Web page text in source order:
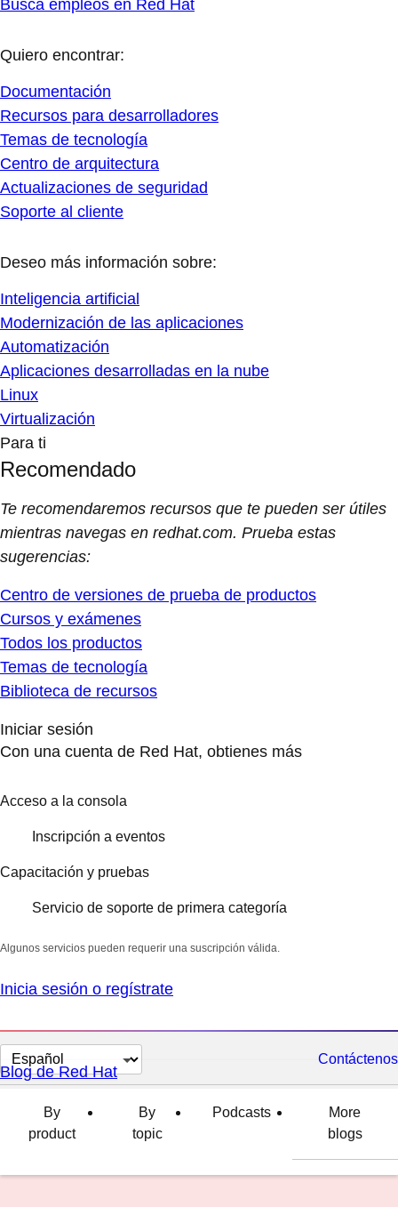
Busca empleos en Red Hat
Quiero encontrar:
Documentación
Recursos para desarrolladores
Temas de tecnología
Centro de arquitectura
Actualizaciones de seguridad
Soporte al cliente
Deseo más información sobre:
Inteligencia artificial
Modernización de las aplicaciones
Automatización
Aplicaciones desarrolladas en la nube
Linux
Virtualización
Para ti
Recomendado
Te recomendaremos recursos que te pueden ser útiles
mientras navegas en redhat.com. Prueba estas
sugerencias:
Centro de versiones de prueba de productos
Cursos y exámenes
Todos los productos
Temas de tecnología
Biblioteca de recursos
Iniciar sesión
Con una cuenta de Red Hat, obtienes más
Acceso a la consola
Inscripción a eventos
Capacitación y pruebas
Servicio de soporte de primera categoría
Algunos servicios pueden requerir una suscripción válida.
Inicia sesión o regístrate
Cambiar
el
idioma
Contáctenos
Blog de Red Hat
By
product
By
topic
Podcasts
More
blogs